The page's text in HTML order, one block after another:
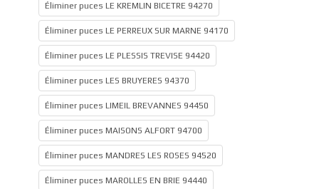
Éliminer puces LE KREMLIN BICETRE 94270
Éliminer puces LE PERREUX SUR MARNE 94170
Éliminer puces LE PLESSIS TREVISE 94420
Éliminer puces LES BRUYERES 94370
Éliminer puces LIMEIL BREVANNES 94450
Éliminer puces MAISONS ALFORT 94700
Éliminer puces MANDRES LES ROSES 94520
Éliminer puces MAROLLES EN BRIE 94440